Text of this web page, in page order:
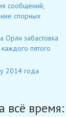
сообщений,
спорных
Орли забастовка
пятого
2014 года
всё время: